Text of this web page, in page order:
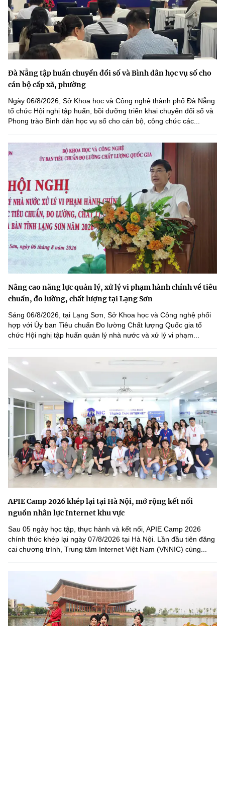
Đà Nẵng tập huấn chuyển đổi số và Bình dân học vụ số cho
cán bộ cấp xã, phường
Ngày 06/8/2026, Sở Khoa học và Công nghệ thành phố Đà Nẵng
tổ chức Hội nghị tập huấn, bồi dưỡng triển khai chuyển đổi số và
Phong trào Bình dân học vụ số cho cán bộ, công chức các...
Nâng cao năng lực quản lý, xử lý vi phạm hành chính về tiêu
chuẩn, đo lường, chất lượng tại Lạng Sơn
Sáng 06/8/2026, tại Lạng Sơn, Sở Khoa học và Công nghệ phối
hợp với Ủy ban Tiêu chuẩn Đo lường Chất lượng Quốc gia tổ
chức Hội nghị tập huấn quản lý nhà nước và xử lý vi phạm...
APIE Camp 2026 khép lại tại Hà Nội, mở rộng kết nối
nguồn nhân lực Internet khu vực
Sau 05 ngày học tập, thực hành và kết nối, APIE Camp 2026
chính thức khép lại ngày 07/8/2026 tại Hà Nội. Lần đầu tiên đăng
cai chương trình, Trung tâm Internet Việt Nam (VNNIC) cùng...